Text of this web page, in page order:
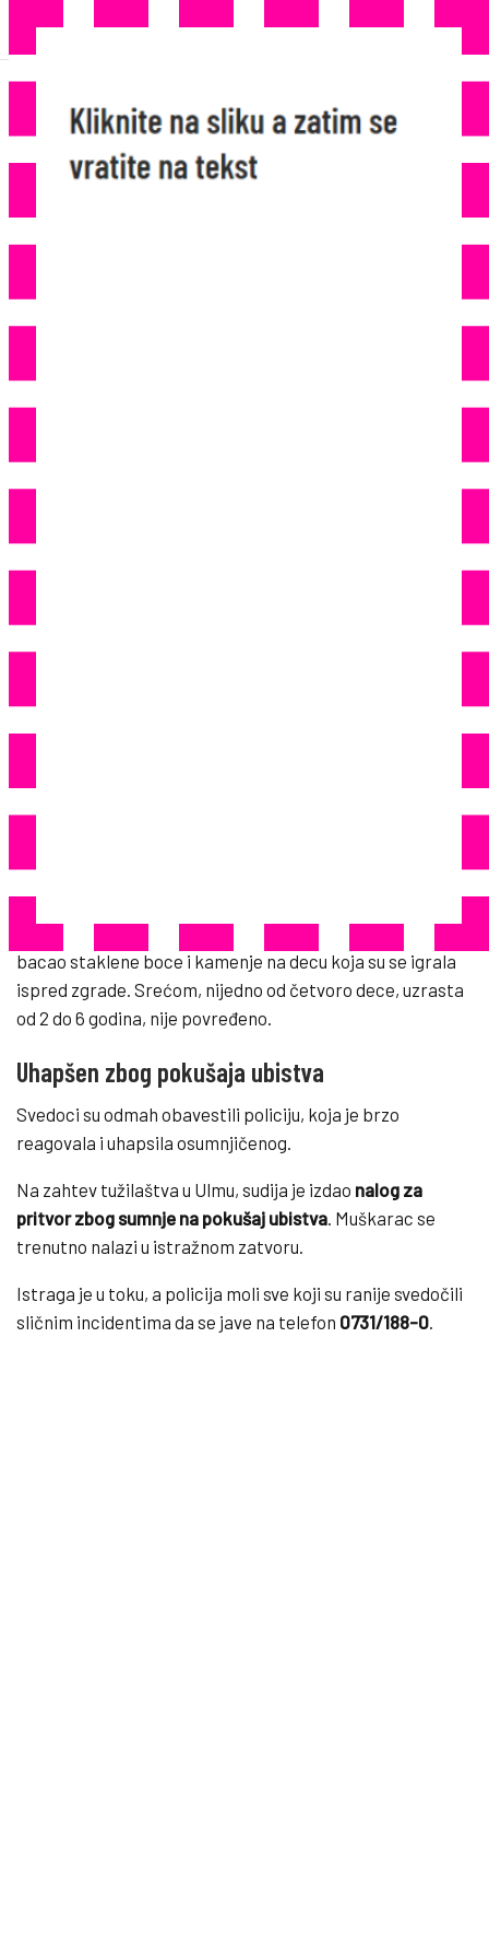
ZLOČIN KOJI JE MOGAO
ZAVRŠITI TRAGEDIJOM: Hrvat U
Njemačkoj S Osmog Kata
Bacao Staklene Boce I
Kamenje Na Djecu (od 2 I 6
Godina)
Užas u Ulmu: Muškarac bacao boce i kamenje na decu
sa 8. sprata
Nemačka javnost je šokirana nakon incidenta u Ulmu, gde
bacao staklene boce i kamenje na decu koja su se igrala
ispred zgrade. Srećom, nijedno od četvoro dece, uzrasta
od 2 do 6 godina, nije povređeno.
Uhapšen zbog pokušaja ubistva
Svedoci su odmah obavestili policiju, koja je brzo
reagovala i uhapsila osumnjičenog.
Na zahtev tužilaštva u Ulmu, sudija je izdao nalog za
pritvor zbog sumnje na pokušaj ubistva . Muškarac se
trenutno nalazi u istražnom zatvoru.
Istraga je u toku, a policija moli sve koji su ranije svedočili
sličnim incidentima da se jave na telefon 0731/188-0